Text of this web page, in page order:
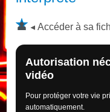
Accéder à sa
Autorisation
vidéo
Pour protéger votre vie
automatiquement.